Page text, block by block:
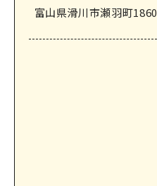
滑川市観光協会について
富山県滑川市瀬羽町1860